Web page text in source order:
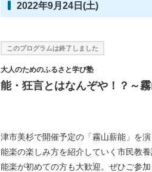
2022年9月24日(土)
このプログラムは終了しました
大人のためのふるさと学び塾
能・狂言とはなんぞや！？～
津市美杉で開催予定の「霧山薪能」を
能楽の楽しみ方を紹介していく市民教養
能楽が初めての方も大歓迎。ぜひご参加